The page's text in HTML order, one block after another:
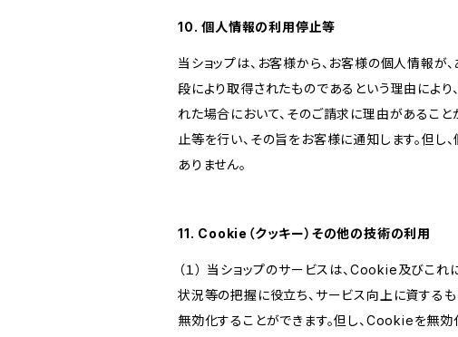
10. 個人情報の利用停止等
当ショップは、お客様から、お客様の個人情報
段により取得されたものであるという理由により
れた場合において、そのご請求に理由があるこ
止等を行い、その旨をお客様に通知します。但
ありません。
11. Cookie（クッキー）その他の技術の利用
（１） 当ショップのサービスは、Cookie及びこ
状況等の把握に役立ち、サービス向上に資する
無効化することができます。但し、Cookieを無